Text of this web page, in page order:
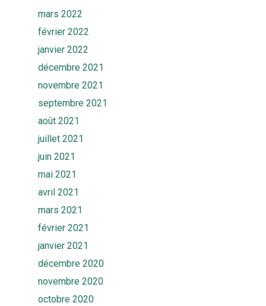
mars 2022
février 2022
janvier 2022
décembre 2021
novembre 2021
septembre 2021
août 2021
juillet 2021
juin 2021
mai 2021
avril 2021
mars 2021
février 2021
janvier 2021
décembre 2020
novembre 2020
octobre 2020